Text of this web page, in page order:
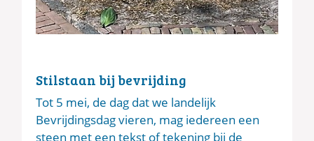
Stilstaan bij bevrijding
Tot 5 mei, de dag dat we landelijk
Bevrijdingsdag vieren, mag iedereen een
steen met een tekst of tekening bij de